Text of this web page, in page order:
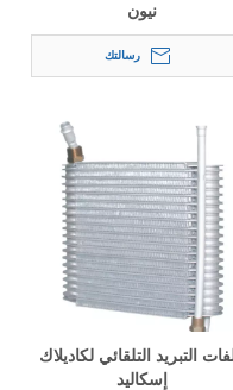
نيون
رسالتك
التبريد التلقائي لكاديلاك
إسكاليد